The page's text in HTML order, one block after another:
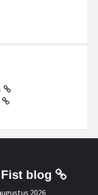
blog
2026